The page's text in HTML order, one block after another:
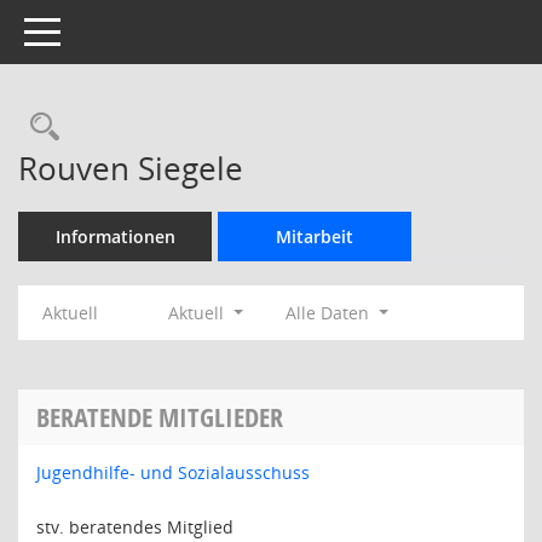
Toggle navigation
Rechercheauswahl
Rouven Siegele
Informationen Mitarbeit
Aktuell Aktuell Alle Daten
BERATENDE MITGLIEDER
Jugendhilfe- und Sozialausschuss
stv. beratendes Mitglied